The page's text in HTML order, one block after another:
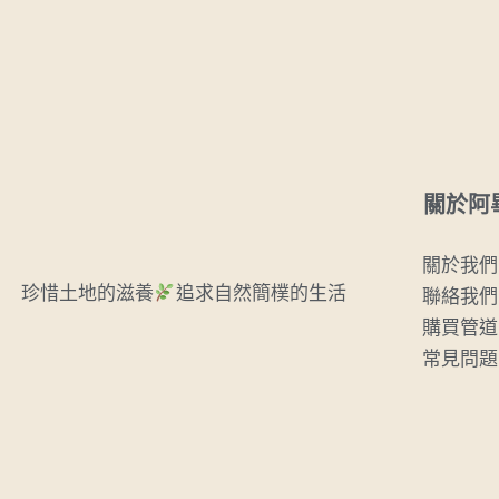
珍惜土地的滋養 追求自然簡樸的生活
關於阿
關於我們
聯絡我們
購買管道
常見問題